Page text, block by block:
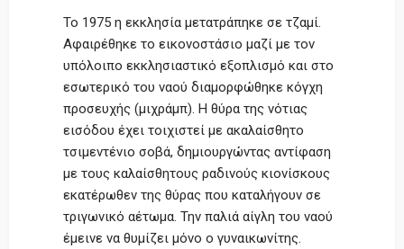
Το 1975 η εκκλησία μετατράπηκε σε τζαμί.
Αφαιρέθηκε το εικονοστάσιο μαζί με τον
υπόλοιπο εκκλησιαστικό εξοπλισμό και στο
εσωτερικό του ναού διαμορφώθηκε κόγχη
προσευχής (μιχράμπ). Η θύρα της νότιας
εισόδου έχει τοιχιστεί με ακαλαίσθητο
τσιμεντένιο σοβά, δημιουργώντας αντίφαση
με τους καλαίσθητους ραδινούς κιονίσκους
εκατέρωθεν της θύρας που καταλήγουν σε
τριγωνικό αέτωμα. Την παλιά αίγλη του ναού
έμεινε να θυμίζει μόνο ο γυναικωνίτης.